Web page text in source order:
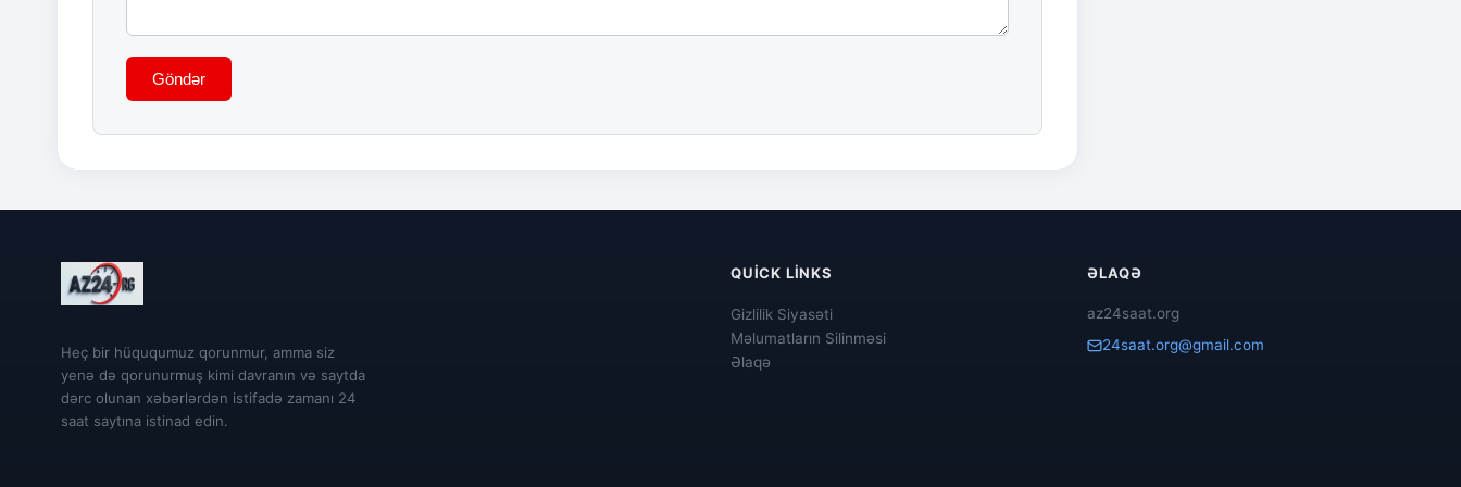
Göndər
Heç bir hüququmuz qorunmur, amma siz
yenə də qorunurmuş kimi davranın və saytda
dərc olunan xəbərlərdən istifadə zamanı 24
saat saytına istinad edin.
QUICK LINKS
Gizlilik Siyasəti
Məlumatların Silinməsi
Əlaqə
ƏLAQƏ
az24saat.org
24saat.org@gmail.com